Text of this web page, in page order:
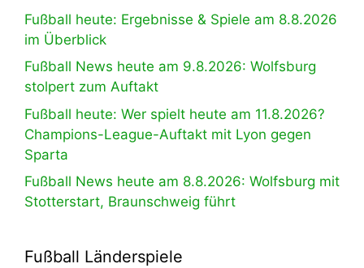
Fußball heute: Ergebnisse & Spiele am 8.8.2026
im Überblick
Fußball News heute am 9.8.2026: Wolfsburg
stolpert zum Auftakt
Fußball heute: Wer spielt heute am 11.8.2026?
Champions-League-Auftakt mit Lyon gegen
Sparta
Fußball News heute am 8.8.2026: Wolfsburg mit
Stotterstart, Braunschweig führt
Fußball Länderspiele